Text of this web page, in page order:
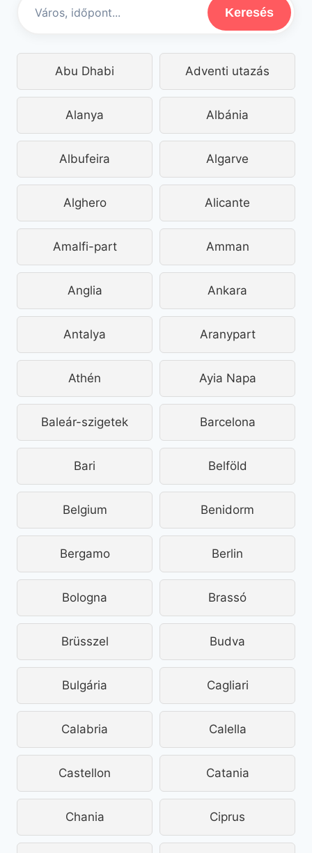
RIMINIBEN
REPÜLŐVEL
HOTEL
REGGELIVEL
Keresés
Abu Dhabi Adventi utazás
Alanya Albánia
Albufeira Algarve
Alghero Alicante
Amalfi-part Amman
Anglia Ankara
Antalya Aranypart
Athén Ayia Napa
Baleár-szigetek Barcelona
Bari Belföld
Belgium Benidorm
Bergamo Berlin
Bologna Brassó
Brüsszel Budva
Bulgária Cagliari
Calabria Calella
Castellon Catania
Chania Ciprus